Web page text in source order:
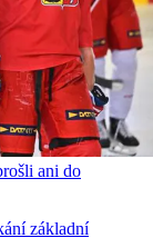
ani do
základní